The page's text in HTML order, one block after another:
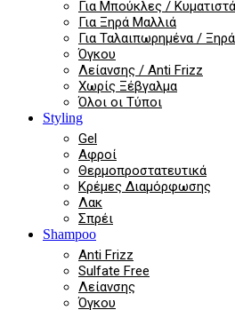
Για Μπούκλες / Κυματιστά
Για Ξηρά Μαλλιά
Για Ταλαιπωρημένα /
Όγκου
Λείανσης / Anti Frizz
Χωρίς Ξέβγαλμα
Όλοι οι Τύποι
Styling
Gel
Αφροί
Θερμοπροστατευτικά
Κρέμες Διαμόρφωσης
Λακ
Σπρέι
Shampoo
Anti Frizz
Sulfate Free
Λείανσης
Όγκου